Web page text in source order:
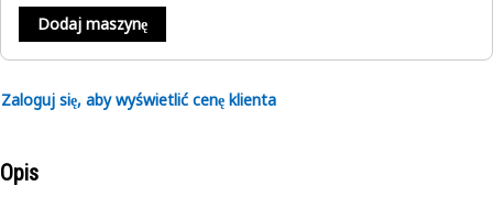
Dodaj maszynę
Zaloguj się, aby wyświetlić cenę klienta
Opis